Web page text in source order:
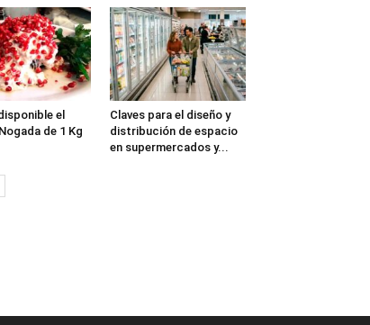
el
de 1 Kg
Claves para el diseño y
distribución de espacio
en supermercados y...